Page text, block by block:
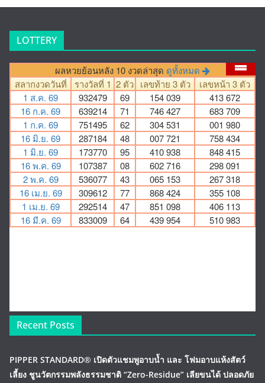
LOTTERY
Recent Posts
PIPPER STANDARD® เปิดตัวแชมพูอาบน้ำ และ โฟมอาบแห้งสัตว์
เลี้ยง ชูนวัตกรรมพลังธรรมชาติ “Zero-Residue” เลียขนได้ ปลอดภัย